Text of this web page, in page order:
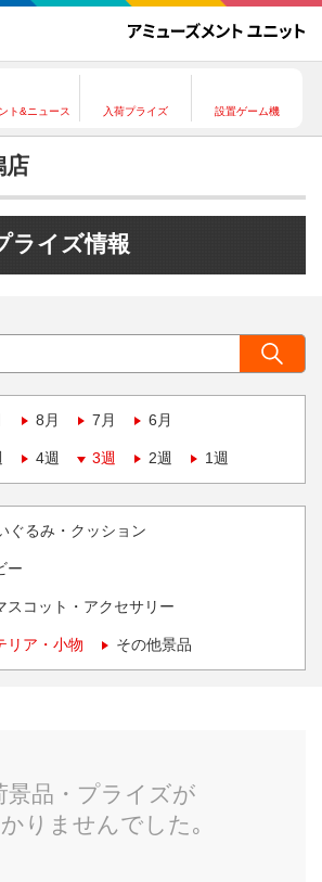
ト&ニュース 入荷プライズ 設置ゲーム機
店
ライズ情報
8月 7月 6月
4週 3週 2週 1週
ぐるみ・クッション
ー
スコット・アクセサリー
リア・小物 その他景品